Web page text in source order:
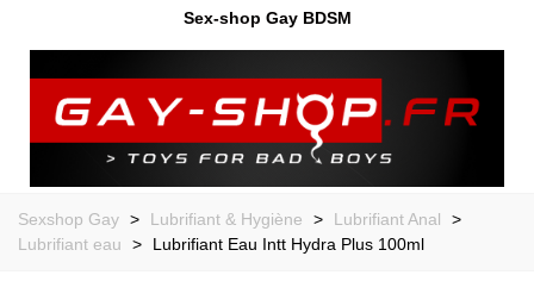
Sex-shop Gay BDSM
Sexshop Gay > Lubrifiant & Hygiène > Lubrifiant Anal
>
Lubrifiant eau
> Lubrifiant Eau Intt Hydra Plus 100ml